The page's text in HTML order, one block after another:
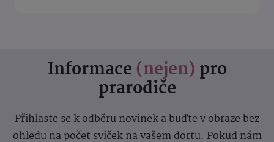
Informace (nejen) pro
prarodiče
Přihlaste se k odběru novinek a buďte v obraze bez
ohledu na počet svíček na vašem dortu. Pokud nám